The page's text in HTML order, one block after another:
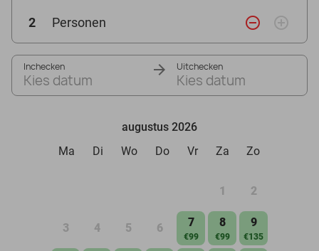
2 Personen remove_circle_outline add_circle_outline
Inchecken
Kies datum
Uitchecken
Kies datum
augustus 2026
Ma
Di Wo Do Vr Za Zo
1 2
3 4 5 6 7
€99
8
€99
9
€135